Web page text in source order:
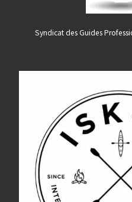
Syndicat des Guides